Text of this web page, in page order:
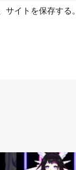
イトを保存する。